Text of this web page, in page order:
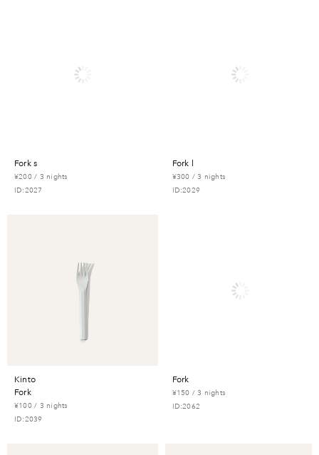
fork s
¥200 / 3 nights
ID:2027
fork l
¥300 / 3 nights
ID:2029
kinto
fork
¥100 / 3 nights
ID:2039
fork
¥150 / 3 nights
ID:2062